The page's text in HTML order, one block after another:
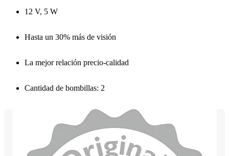
12 V, 5 W
Hasta un 30% más de visión
La mejor relación precio-calidad
Cantidad de bombillas: 2